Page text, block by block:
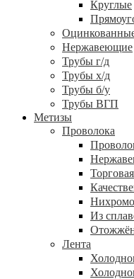
Круглые
Нержавеющие
Трубы г/д
Трубы х/д
Трубы б/у
Трубы ВГП
Метизы
Проволока
Из
Лента